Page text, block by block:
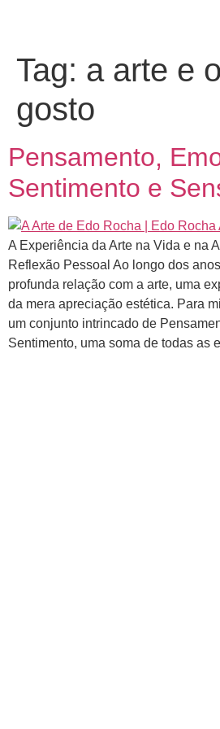
Tag: a arte e
gosto
Pensamento,
Sentimento e
A Experiência da Arte na Vida e na
Reflexão Pessoal Ao longo dos
profunda relação com a arte, uma
da mera apreciação estética. Para
um conjunto intrincado de
Sentimento, uma soma de todas as